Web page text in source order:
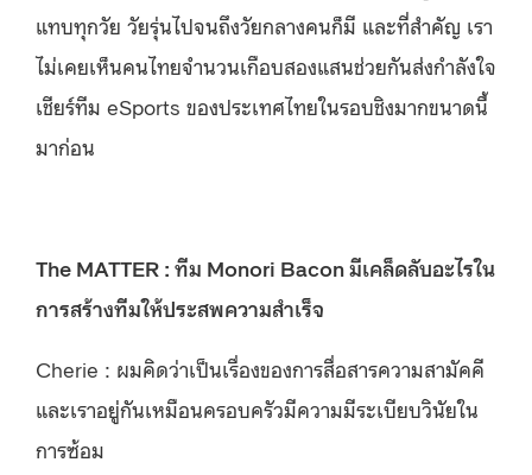
แทบทุกวัย วัยรุ่นไปจนถึงวัยกลางคนก็มี และที่สำคัญ เรา
ไม่เคยเห็นคนไทยจำนวนเกือบสองแสนช่วยกันส่งกำลังใจ
เชียร์ทีม eSports ของประเทศไทยในรอบชิงมากขนาดนี้
มาก่อน
The MATTER : ทีม Monori Bacon มีเคล็ดลับอะไรใน
การสร้างทีมให้ประสพความสำเร็จ
Cherie : ผมคิดว่าเป็นเรื่องของการสื่อสารความสามัคคี
และเราอยู่กันเหมือนครอบครัวมีความมีระเบียบวินัยใน
การซ้อม